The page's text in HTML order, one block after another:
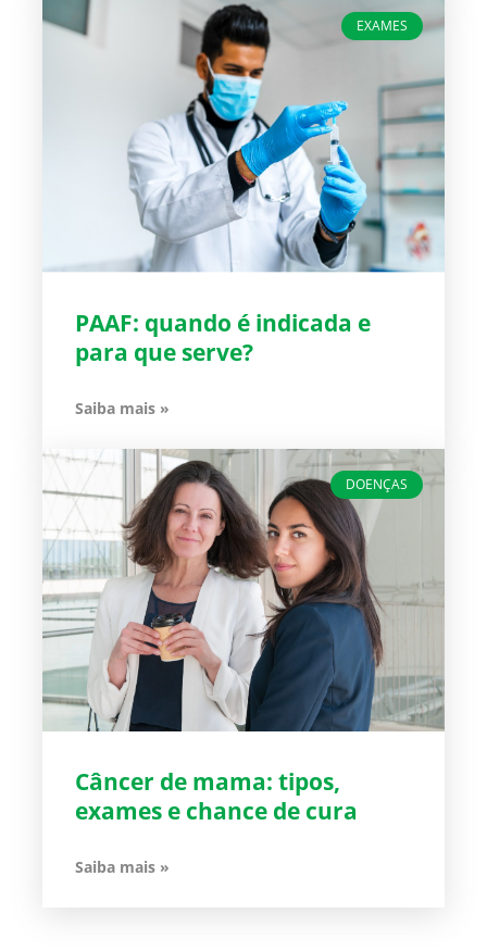
EXAMES
PAAF: quando é indicada e
para que serve?
Saiba mais »
DOENÇAS
Câncer de mama: tipos,
exames e chance de cura
Saiba mais »